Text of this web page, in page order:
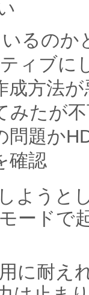
るのか
ィブに
成方法
みたが
問題か
確認
ようと
ードで
に耐え